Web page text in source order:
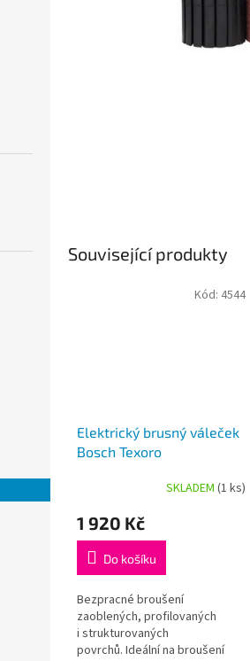
Související produkty
Elektrický brusný váleček
Bosch Texoro
produktu
je
5,0
z
5
hvězdiček.
SKLADEM (1 ks)
1 920 Kč
Do košíku
Bezpracné broušení
zaoblených, profilovaných
i strukturovaných
povrchů. Ideální na broušení
Kód: 4544